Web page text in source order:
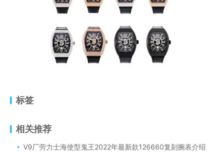
标签
相关推荐
V9厂劳力士海使型鬼王2022年最新款126660复刻腕表介绍